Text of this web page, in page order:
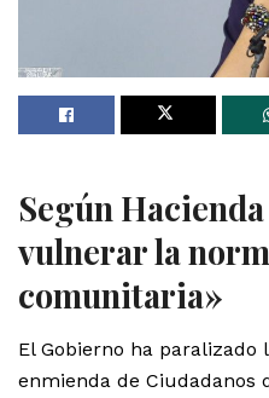
Según
vulnerar la
comunitaria»
El Gobierno ha
enmienda de